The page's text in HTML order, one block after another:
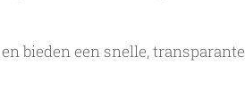
en bieden een snelle, transparante